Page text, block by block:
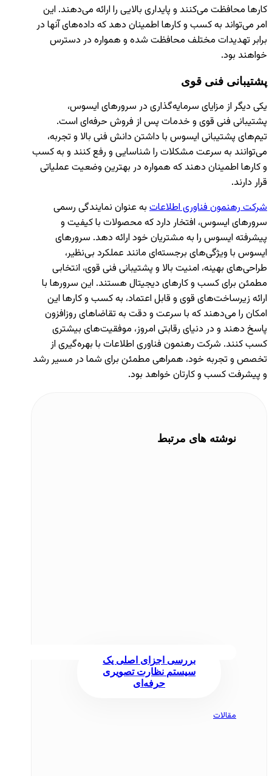
کارها محافظت می‌کنند و پایداری بالایی را ارائه می‌دهند. این
امر می‌تواند به کسب و کارها اطمینان دهد که داده‌های آنها در
برابر تهدیدات مختلف محافظت شده و همواره در دسترس
خواهند بود.
پشتیبانی فنی قوی
یکی دیگر از مزایای سرمایه‌گذاری در سرورهای ایسوس،
پشتیبانی فنی قوی و خدمات پس از فروش حرفه‌ای است.
تیم‌های پشتیبانی ایسوس با داشتن دانش فنی بالا و تجربه،
می‌توانند به سرعت مشکلات را شناسایی و رفع کنند و به کسب
و کارها اطمینان دهند که همواره در بهترین وضعیت عملیاتی
قرار دارند.
شرکت رهنمون فناوری اطلاعات به عنوان نمایندگی رسمی
سرورهای ایسوس، افتخار دارد که محصولات با کیفیت و
پیشرفته ایسوس را به مشتریان خود ارائه دهد. سرورهای
ایسوس با ویژگی‌های برجسته‌ای مانند عملکرد بی‌نظیر،
طراحی‌های بهینه، امنیت بالا و پشتیبانی فنی قوی، انتخابی
مطمئن برای کسب و کارهای دیجیتال هستند. این سرورها با
ارائه زیرساخت‌های قوی و قابل اعتماد، به کسب و کارها این
امکان را می‌دهند که با سرعت و دقت به تقاضاهای روزافزون
پاسخ دهند و در دنیای رقابتی امروز، موفقیت‌های بیشتری
کسب کنند. شرکت رهنمون فناوری اطلاعات با بهره‌گیری از
تخصص و تجربه خود، همراهی مطمئن برای شما در مسیر رشد
و پیشرفت کسب و کارتان خواهد بود.
نوشته های مرتبط
بررسی اجزای اصلی یک
سیستم نظارت تصویری
حرفه‌ای
مقالات